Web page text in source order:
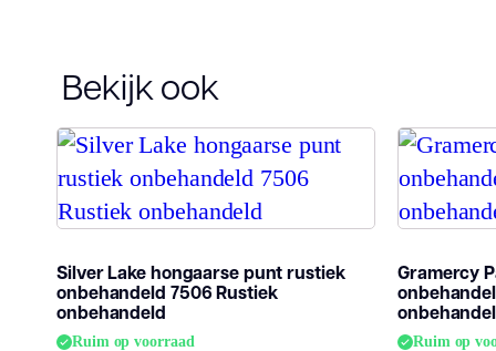
Bekijk ook
Silver Lake hongaarse punt rustiek
onbehandeld 7506 Rustiek
onbehandeld
Ruim op voorraad
Gramercy
Ruim op